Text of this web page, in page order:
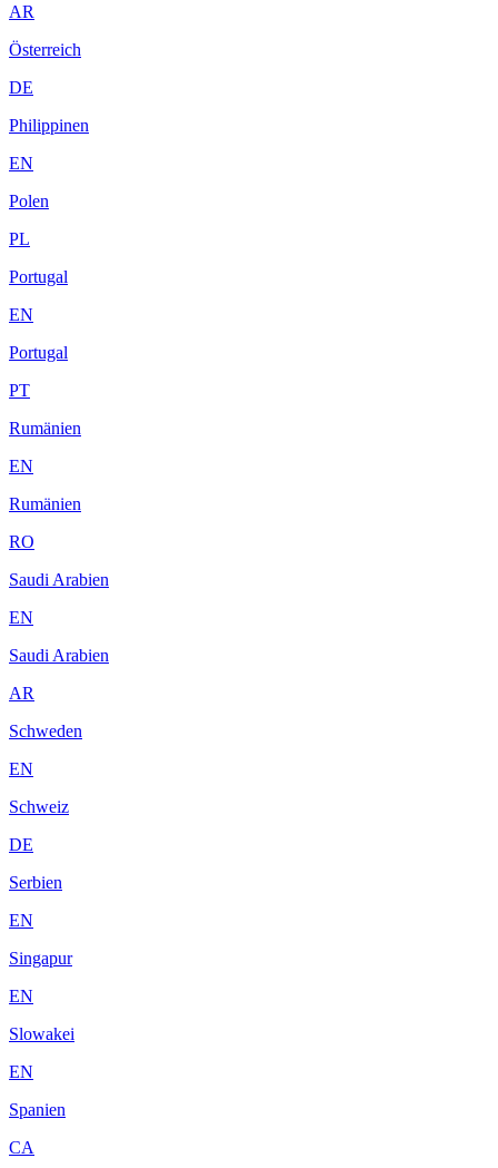
AR
Österreich
DE
Philippinen
EN
Polen
PL
Portugal
EN
Portugal
PT
Rumänien
EN
Rumänien
RO
Saudi Arabien
EN
Saudi Arabien
AR
Schweden
EN
Schweiz
DE
Serbien
EN
Singapur
EN
Slowakei
EN
Spanien
CA